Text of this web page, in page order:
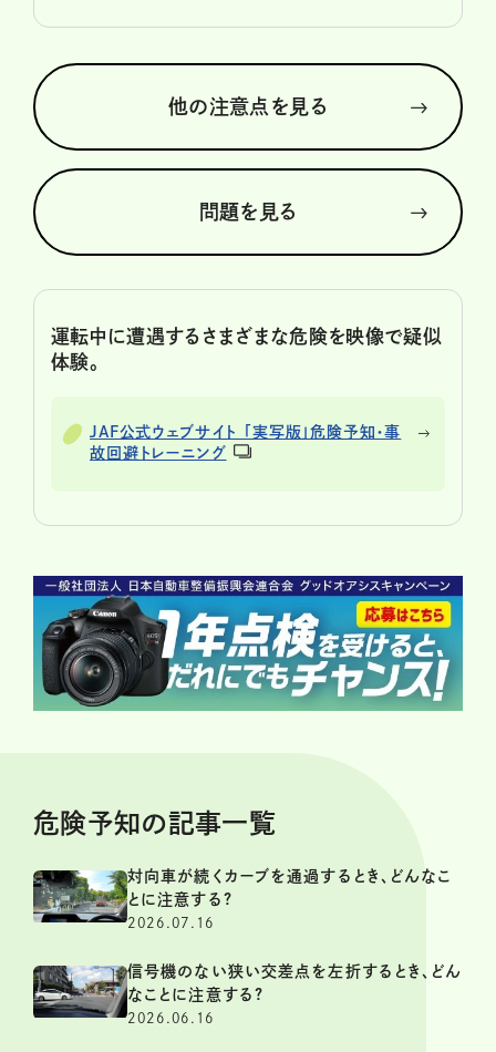
他の注意点を見る
問題を見る
運転中に遭遇するさまざまな危険を映像で疑似
体験。
JAF公式ウェブサイト 「実写版」危険予知・事
故回避トレーニング
危険予知の記事一覧
対向車が続くカーブを通過するとき、どんなこ
とに注意する?
2026.07.16
信号機のない狭い交差点を左折するとき、どん
なことに注意する?
2026.06.16